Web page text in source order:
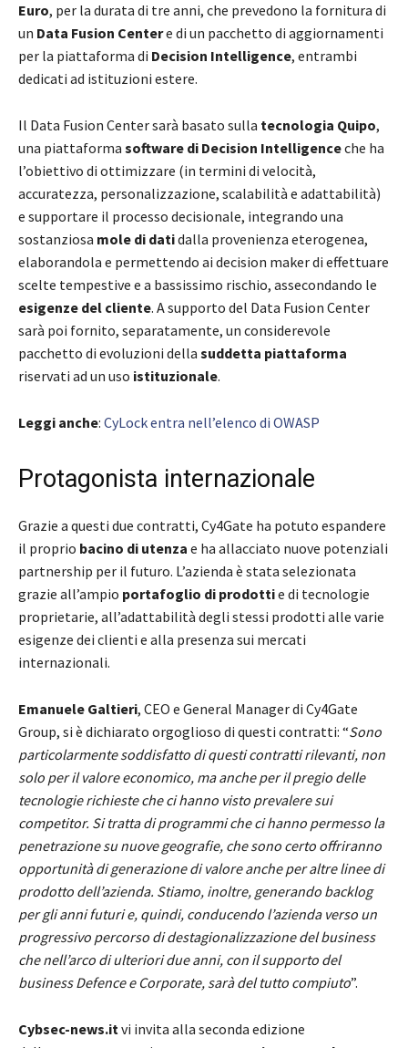
Euro, per la durata di tre anni, che prevedono la fornitura di
un Data Fusion Centere di un pacchetto di aggiornamenti
per la piattaforma di Decision Intelligence, entrambi
dedicati ad istituzioni estere.
Il Data Fusion Center sarà basato sulla tecnologia Quipo,
una piattaforma software di Decision Intelligenceche ha
l’obiettivo di ottimizzare (in termini di velocità,
accuratezza, personalizzazione, scalabilità e adattabilità)
e supportare il processo decisionale, integrando una
sostanziosa mole di datidalla provenienza eterogenea,
elaborandola e permettendo ai decision maker di effettuare
scelte tempestive e a bassissimo rischio, assecondando le
esigenze del cliente. A supporto del Data Fusion Center
sarà poi fornito, separatamente, un considerevole
pacchetto di evoluzioni della suddetta piattaforma
riservati ad un uso istituzionale.
Leggi anche: CyLock entra nell’elenco di OWASP
Protagonista internazionale
Grazie a questi due contratti, Cy4Gate ha potuto espandere
il proprio bacino di utenza e ha allacciato nuove potenziali
partnership per il futuro. L’azienda è stata selezionata
grazie all’ampio portafoglio di prodottie di tecnologie
proprietarie, all’adattabilità degli stessi prodotti alle varie
esigenze dei clienti e alla presenza sui mercati
internazionali.
Emanuele Galtieri, CEO e General Manager di Cy4Gate
Group, si è dichiarato orgoglioso di questi contratti: “Sono
particolarmente soddisfatto di questi contratti rilevanti, non
solo per il valore economico, ma anche per il pregio delle
tecnologie richieste che ci hanno visto prevalere sui
competitor. Si tratta di programmi che ci hanno permesso la
penetrazione su nuove geografie, che sono certo offriranno
opportunità di generazione di valore anche per altre linee di
prodotto dell’azienda. Stiamo, inoltre, generando backlog
per gli anni futuri e, quindi, conducendo l’azienda verso un
progressivo percorso di destagionalizzazione del business
che nell’arco di ulteriori due anni, con il supporto del
business Defence e Corporate, sarà del tutto compiuto”.
Cybsec-news.itvi invita alla seconda edizione